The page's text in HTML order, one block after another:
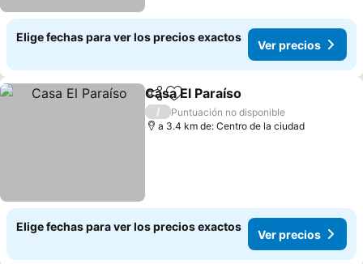
Elige fechas para ver los precios exactos
Ver precios
CompartirAgregar a favoritos
Casa El Paraíso
/
Puntuación no disponible
a 3.4 km de: Centro de la ciudad
Elige fechas para ver los precios exactos
Ver precios